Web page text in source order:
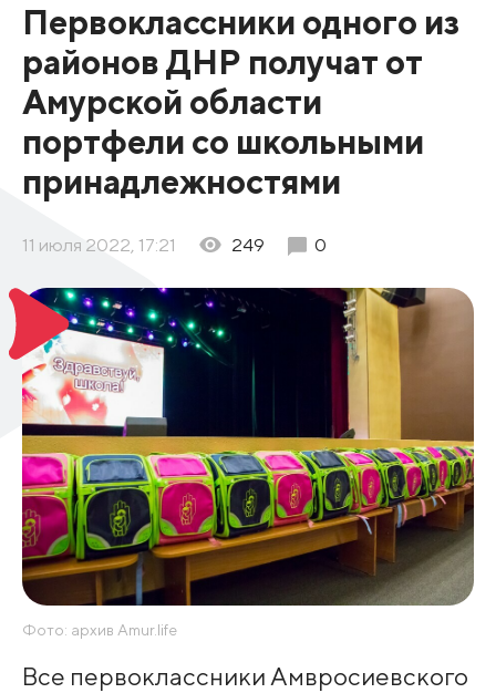
Первоклассники одного из
районов ДНР получат от
Амурской области
портфели со школьными
принадлежностями
11 июля 2022, 17:21 249 0
Фото: архив Amur.life
Все первоклассники Амвросиевского